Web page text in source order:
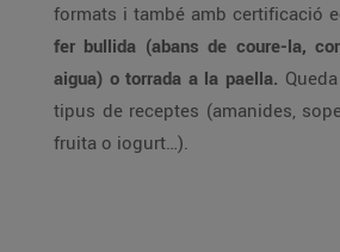
formats i també amb certificació
fer bullida (abans de coure-la,
aigua) o torrada a la paella.
tipus de receptes (amanides,
fruita o iogurt…).